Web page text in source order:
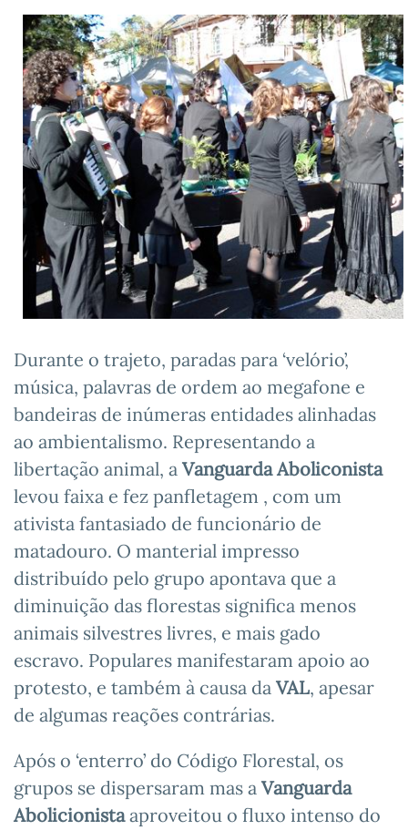
Durante o trajeto, paradas para ‘velório’,
música, palavras de ordem ao megafone e
bandeiras de inúmeras entidades alinhadas
ao ambientalismo. Representando a
libertação animal, a Vanguarda Aboliconista
levou faixa e fez panfletagem , com um
ativista fantasiado de funcionário de
matadouro. O manterial impresso
distribuído pelo grupo apontava que a
diminuição das florestas significa menos
animais silvestres livres, e mais gado
escravo. Populares manifestaram apoio ao
protesto, e também à causa da VAL, apesar
de algumas reações contrárias.
Após o ‘enterro’ do Código Florestal, os
grupos se dispersaram mas a Vanguarda
Abolicionistaaproveitou o fluxo intenso do